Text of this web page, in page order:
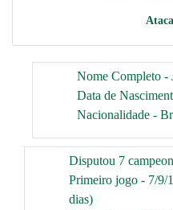
Nome Completo -
Data de
Nacionalidade -
Disputou 7
Primeiro jogo - 7/9/
dias)